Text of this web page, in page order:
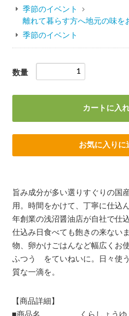
季節のイベント
離れて暮らす方へ地元の味を
季節のイベント
数量
カートに入
お気に入りに
旨み成分が多い選りすぐりの国
用。時間をかけて、丁寧に仕込
年創業の浅沼醤油店が自社で仕
仕込み日食べても飽きの来ない
物、卵かけごはんなど幅広くお
ふつう をていねいに。日々使
質な一滴を。
【商品詳細】